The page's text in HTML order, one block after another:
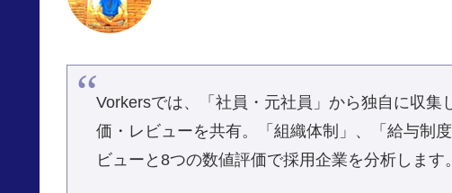
Vorkersでは、「社員・元社員」から独自に収
価・レビューを共有。「組織体制」、「給与制
ビューと8つの数値評価で採用企業を分析します。